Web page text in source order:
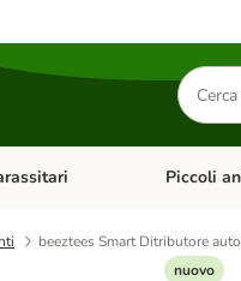
Cerca
prodotti
Gatti Apri Menu
Piccoli
beeztees Smart Ditributore
nuovo